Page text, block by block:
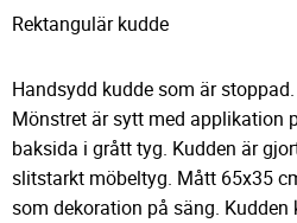
Rektangulär kudde
Handsydd kudde som är
Mönstret är sytt med applikation
baksida i grått tyg. Kudden är
slitstarkt möbeltyg. Mått 65x35
som dekoration på säng.